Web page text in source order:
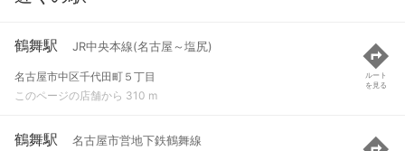
鶴舞駅 JR中央本線(名古屋～塩尻)
名古屋市中区千代田町５丁目
このページの店舗から 310 m
ルート
を見る
鶴舞駅 名古屋市営地下鉄鶴舞線